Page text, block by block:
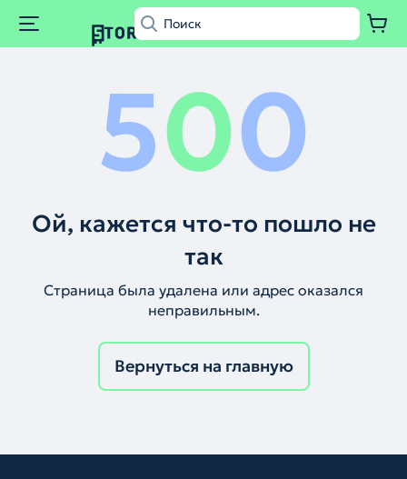
500
Ой, кажется что-то пошло не
так
Страница была удалена или адрес оказался
неправильным.
Вернуться на главную